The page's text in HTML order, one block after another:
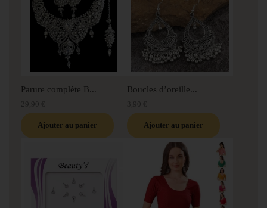
Parure complète B...
29,90 €
Ajouter au panier
Boucles d’oreille...
3,90 €
Ajouter au panier